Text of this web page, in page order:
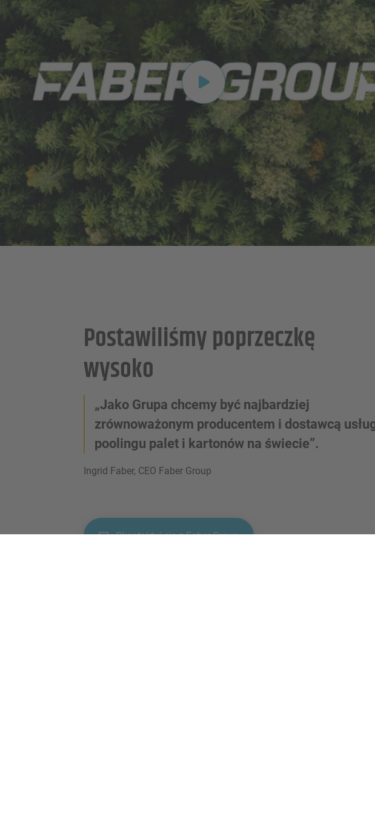
Play video
Postawiliśmy poprzeczkę
wysoko
„Jako Grupa chcemy być najbardziej
zrównoważonym producentem i dostawcą
poolingu palet i kartonów na świecie”.
Ingrid Faber, CEO Faber Group
Skontaktuj się z Faber Group